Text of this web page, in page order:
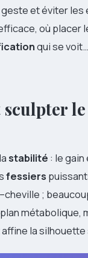
et éviter
où placer
qui se
stabilité : le
fessiers
;
la silhouette